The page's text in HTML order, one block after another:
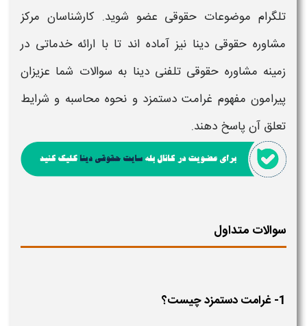
تلگرام موضوعات حقوقی عضو شوید. کارشناسان مرکز
مشاوره حقوقی دینا نیز آماده اند تا با ارائه خدماتی در
زمینه مشاوره حقوقی تلفنی دینا به سوالات شما عزیزان
پیرامون مفهوم غرامت دستمزد و نحوه محاسبه و شرایط
تعلق آنپاسخ دهند.
سوالات متداول
1- غرامت دستمزد چیست؟